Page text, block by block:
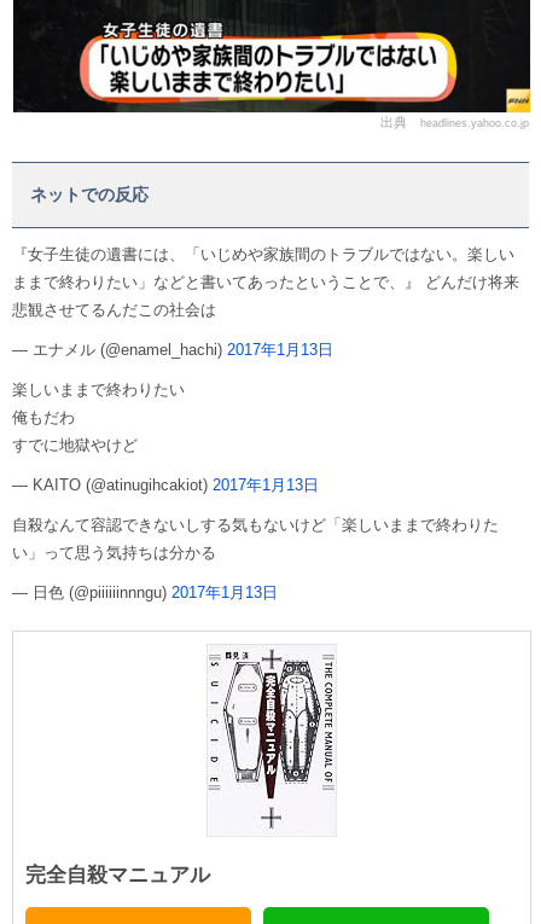
出典 headlines.yahoo.co.jp
ネットでの反応
『女子生徒の遺書には、「いじめや家族間のトラブルではない。楽しい
ままで終わりたい」などと書いてあったということで、』 どんだけ将来
悲観させてるんだこの社会は
— エナメル (@enamel_hachi) 2017年1月13日
楽しいままで終わりたい
俺もだわ
すでに地獄やけど
— KAITO (@atinugihcakiot) 2017年1月13日
自殺なんて容認できないしする気もないけど「楽しいままで終わりた
い」って思う気持ちは分かる
— 日色 (@piiiiiinnngu) 2017年1月13日
完全自殺マニュアル